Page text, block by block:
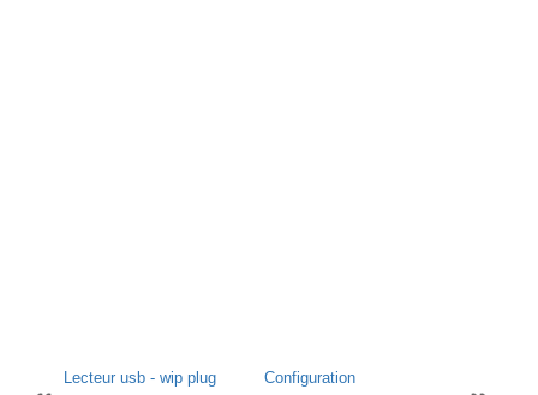
Lecteur usb - wip plug
Configuration